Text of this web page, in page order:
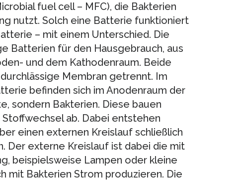
fuel cell – MFC), die Bakterien
nutzt. Solch eine Batterie funktioniert
– mit einem Unterschied. Die
Batterien für den Hausgebrauch, aus
und dem Kathodenraum. Beide
Membran getrennt. Im
befinden sich im Anodenraum der
sondern Bakterien. Diese bauen
ab. Dabei entstehen
einen externen Kreislauf schließlich
Der externe Kreislauf ist dabei die mit
beispielsweise Lampen oder kleine
mit Bakterien Strom produzieren. Die